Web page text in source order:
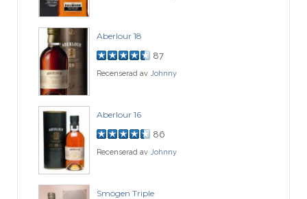
Aberlour 18
87
Recenserad av Johnny
Aberlour 16
86
Recenserad av Johnny
Smögen Triple